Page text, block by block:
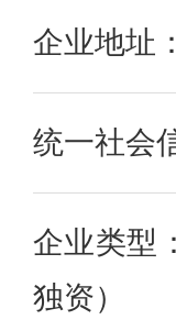
企业地址
统一社会
企业类型
独资）